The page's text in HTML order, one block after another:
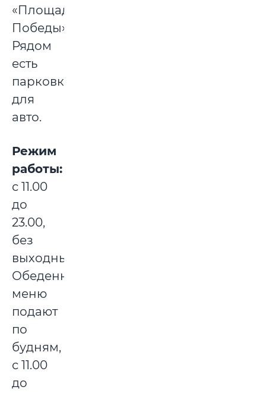
«Площадь
Победы».
Рядом
есть
парковка
для
авто.
Режим
работы:
с 11.00
до
23.00,
без
выходных.
Обеденное
меню
подают
по
будням,
с 11.00
до